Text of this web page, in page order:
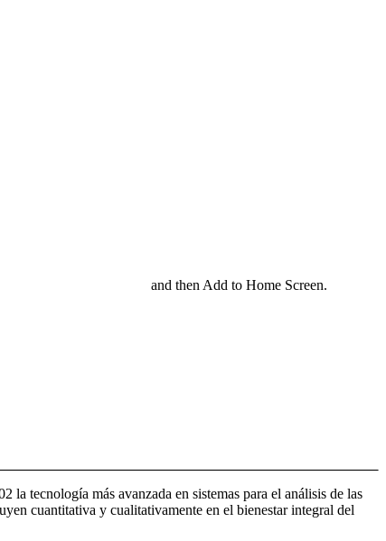
and then Add to Home Screen.
tecnología más avanzada en sistemas para el análisis de las
cuantitativa y cualitativamente en el bienestar integral del